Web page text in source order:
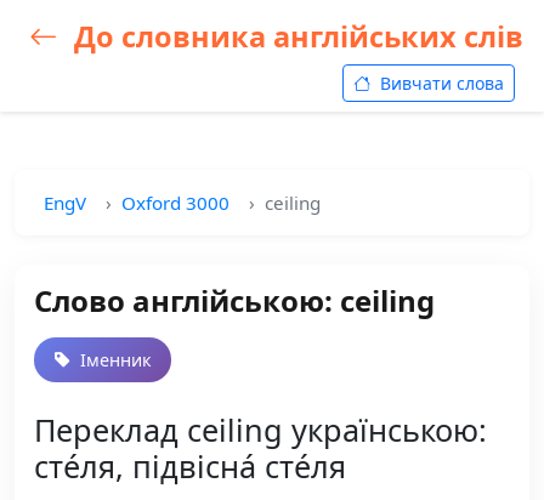
До словника англійських слів
Вивчати слова
EngV Oxford 3000 ceiling
Слово англійською: ceiling
Іменник
Переклад ceiling українською:
сте́ля, підвісна́ сте́ля